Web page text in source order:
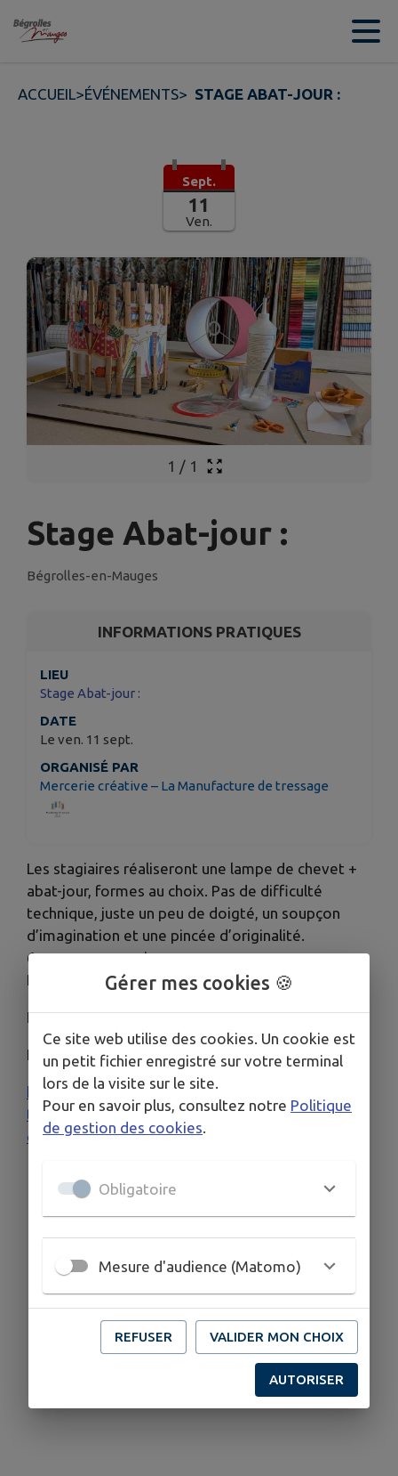
Contenu
ACCUEIL>ÉVÉNEMENTS> STAGE ABAT-JOUR :
Sept.
11
Ven.
1 / 1
Stage Abat-jour :
Bégrolles-en-Mauges
INFORMATIONS PRATIQUES
LIEU
Stage Abat-jour :
DATE
Le ven. 11 sept.
ORGANISÉ PAR
Mercerie créative – La Manufacture de tressage
Les stagiaires réaliseront une lampe de chevet +
abat-jour, formes au choix. Pas de difficulté
technique, juste un peu de doigté, un soupçon
d’imagination et une pincée d’originalité.
6 personnes maximum
Possibilité de réserver un repas le midi
Le vendredi 11 septembre horaire : 10h-17h
Inscription sur :
https://www.manufacture-de-
tressage.fr/produit/stage-abat-jour-lampe-de-
chevet-personnalisable/
Télécharger la pièce jointe
Gérer mes cookies 🍪
Ce site web utilise des cookies. Un cookie est
un petit fichier enregistré sur votre terminal
lors de la visite sur le site.
Pour en savoir plus, consultez notre Politique
de gestion des cookies.
Obligatoire
Mesure d'audience (Matomo)
REFUSER VALIDER MON CHOIX
AUTORISER